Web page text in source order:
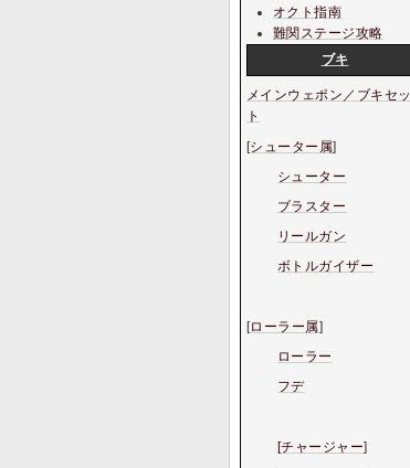
オクト指南
難関ステージ攻略
ブキ
メインウェポン／ブキセッ
ト
[シューター属]
シューター
ブラスター
リールガン
ボトルガイザー
[ローラー属]
ローラー
フデ
[チャージャー]